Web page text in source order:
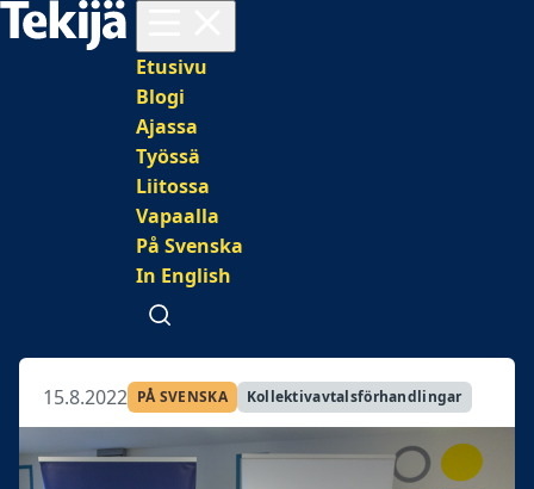
Päävalikko
Etusivu
Blogi
Ajassa
Työssä
Liitossa
Vapaalla
På Svenska
In English
Avaa haku
15.8.2022 PÅ SVENSKA Kollektivavtalsförhandlingar